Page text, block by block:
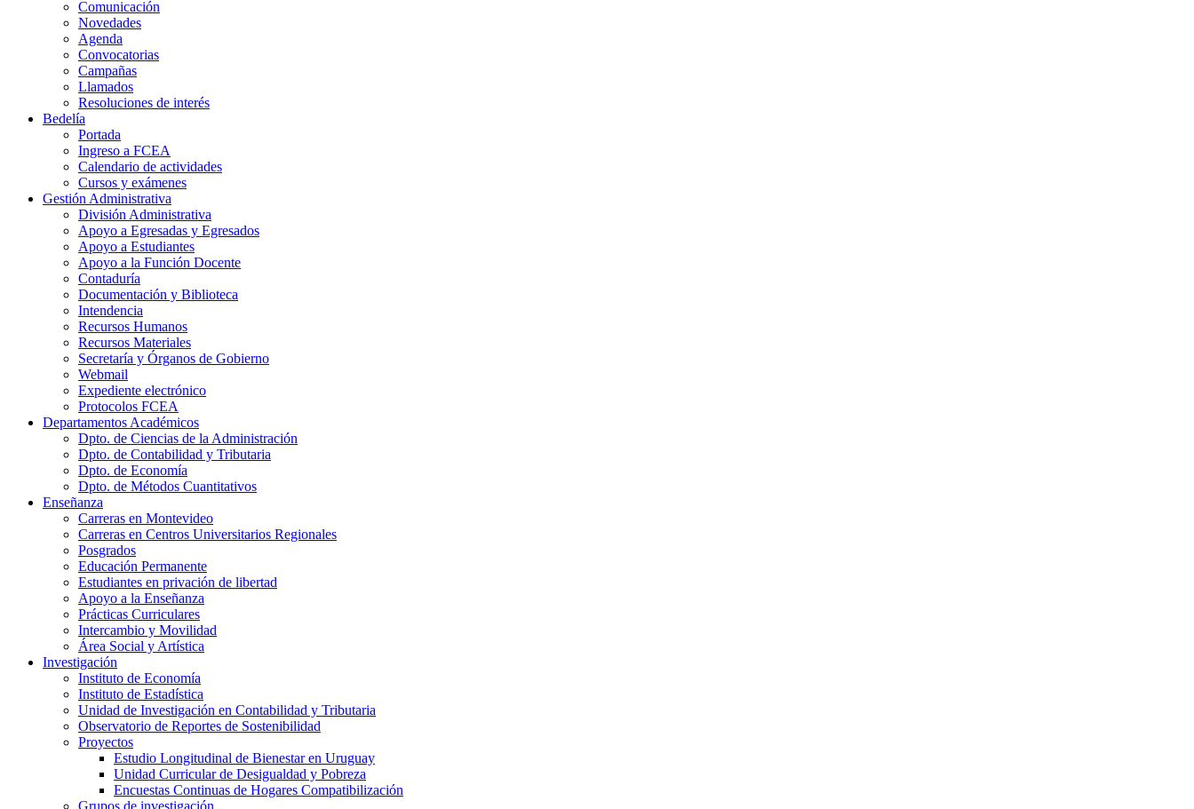
Comunicación
Novedades
Agenda
Convocatorias
Campañas
Llamados
Resoluciones de interés
Bedelía
Portada
Ingreso a FCEA
Calendario de actividades
Cursos y exámenes
Gestión Administrativa
División Administrativa
Apoyo a Egresadas y Egresados
Apoyo a Estudiantes
Apoyo a la Función Docente
Contaduría
Documentación y Biblioteca
Intendencia
Recursos Humanos
Recursos Materiales
Secretaría y Órganos de Gobierno
Webmail
Expediente electrónico
Protocolos FCEA
Departamentos Académicos
Dpto. de Ciencias de la Administración
Dpto. de Contabilidad y Tributaria
Dpto. de Economía
Dpto. de Métodos Cuantitativos
Enseñanza
Carreras en Montevideo
Carreras en Centros Universitarios Regionales
Posgrados
Educación Permanente
Estudiantes en privación de libertad
Apoyo a la Enseñanza
Prácticas Curriculares
Intercambio y Movilidad
Área Social y Artística
Investigación
Instituto de Economía
Instituto de Estadística
Unidad de Investigación en Contabilidad y Tributaria
Observatorio de Reportes de Sostenibilidad
Proyectos
Estudio Longitudinal de Bienestar en Uruguay
Unidad Curricular de Desigualdad y Pobreza
Encuestas Continuas de Hogares Compatibilización
Grupos de investigación